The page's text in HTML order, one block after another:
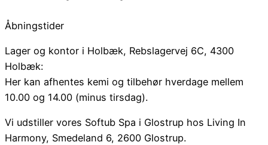
Åbningstider
Lager og kontor i Holbæk, Rebslagervej 6C, 4300
Holbæk:
Her kan afhentes kemi og tilbehør hverdage mellem
10.00 og 14.00 (minus tirsdag).
Vi udstiller vores Softub Spa i Glostrup hos Living In
Harmony, Smedeland 6, 2600 Glostrup.